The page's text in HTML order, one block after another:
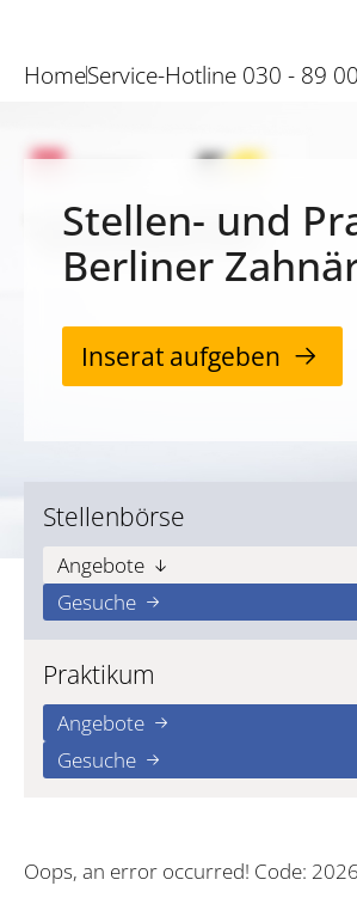
HomeService-Hotline 030 - 89
Stellen- und
Berliner
Inserat aufgeben
Stellenbörse
Angebote
Gesuche
Praktikum
Angebote
Gesuche
Oops, an error occurred! Code: